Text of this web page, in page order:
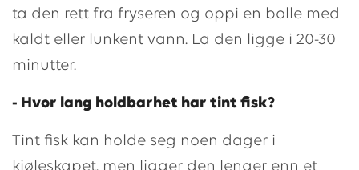
ta den rett fra fryseren og oppi en bolle med
kaldt eller lunkent vann. La den ligge i 20-30
minutter.
- Hvor lang holdbarhet har tint fisk?
Tint fisk kan holde seg noen dager i
kjøleskapet, men ligger den lenger enn et